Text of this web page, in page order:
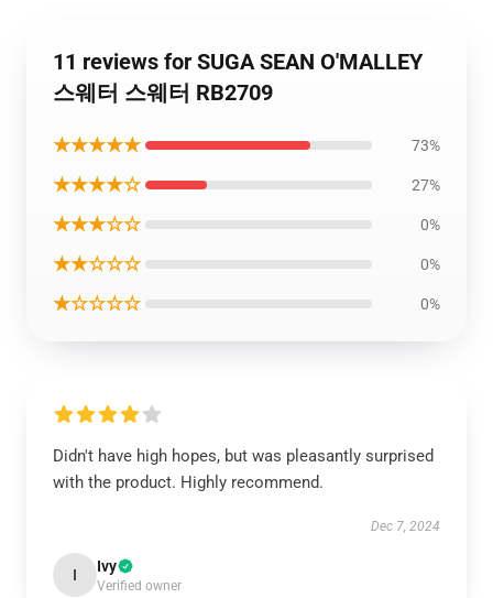
11 reviews for SUGA SEAN O'MALLEY
스웨터 스웨터 RB2709
★★★★★ 73%
★★★★☆ 27%
★★★☆☆ 0%
★★☆☆☆ 0%
★☆☆☆☆ 0%
Didn't have high hopes, but was pleasantly surprised
with the product. Highly recommend.
Dec 7, 2024
I Ivy
Verified owner